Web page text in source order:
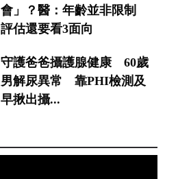
會」？醫：年齡並非限制
評估還要看3面向
守護爸爸攝護腺健康 60歲
男解尿異常 靠PHI檢測及
早揪出攝...